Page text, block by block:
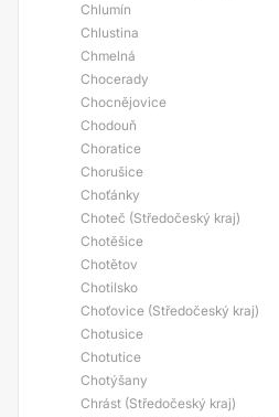
Chlumín
Chlustina
Chmelná
Chocerady
Chocnějovice
Chodouň
Choratice
Chorušice
Choťánky
Choteč (Středočeský kraj)
Chotěšice
Chotětov
Chotilsko
Choťovice (Středočeský kraj)
Chotusice
Chotutice
Chotýšany
Chrást (Středočeský kraj)